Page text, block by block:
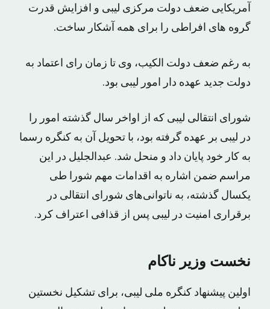
آمریکایی ضعف دولت مرکزی لیبی و افزایش قدرت
گروه های افراطی را برای همه آشکار ساخت.
به رغم ضعف دولت الکیب، وی تا زمان رای اعتماد به
دولت جدید عهده دار امور لیبی بود.
شورای انتقالی لیبی که از اواخر سال گذشته امور را
در لیبی بر عهده گرفته بود، با تحویل آن به کنگره رسما
به کار خود پایان داد و منحل شد. عبدالجلیل در این
مراسم ضمن اشاره به اقدامات مهم شورا طی
یکسال گذشته، به ناتوانی‌های شورای انتقالی در
برقراری امنیت در لیبی پس از قذافی اعتراف کرد.
نخست وزیر ناکام
اولین پیشنهاد کنگره ملی لیبی، برای تشکیل نخستین